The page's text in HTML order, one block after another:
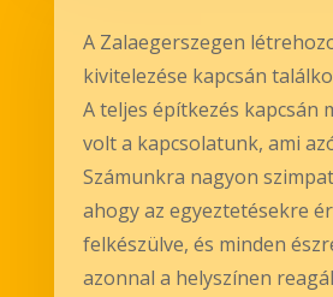
A Zalaegerszegen
kivitelezése kapcsán
A teljes építkezés kapcsán
volt a kapcsolatunk, ami
Számunkra nagyon
ahogy az egyeztetésekre
felkészülve, és minden
azonnal a helyszínen